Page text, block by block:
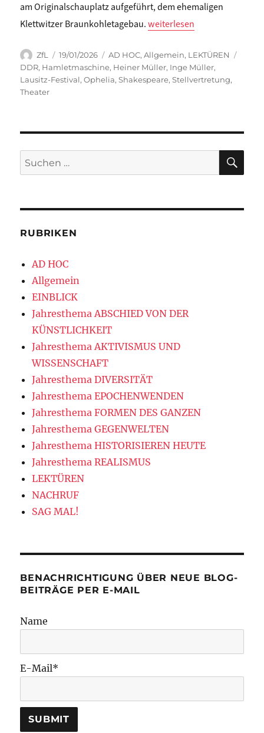
am Originalschauplatz aufgeführt, dem ehemaligen
Klettwitzer Braunkohletagebau.„Katrin Trüstedt: Im Rücken
weiterlesen
Autor
ZfL
Veröffentlicht
am
19/01/2026 Kategorien
AD HOC,Allgemein, LEKTÜREN
DDR, Hamletmaschine, Heiner Müller, Inge Müller,
Lausitz-Festival,Ophelia,Shakespeare,Stellvertretung,
Theater
Suchen
nach:
RUBRIKEN
AD HOC
Allgemein
EINBLICK
Jahresthema ABSCHIED VON DER
KÜNSTLICHKEIT
Jahresthema AKTIVISMUS UND
WISSENSCHAFT
Jahresthema DIVERSITÄT
Jahresthema EPOCHENWENDEN
Jahresthema FORMEN DES GANZEN
Jahresthema GEGENWELTEN
Jahresthema HISTORISIEREN HEUTE
Jahresthema REALISMUS
LEKTÜREN
NACHRUF
SAG MAL!
BENACHRICHTIGUNG ÜBER NEUE BLOG-
BEITRÄGE PER E-MAIL
Name
E-Mail*